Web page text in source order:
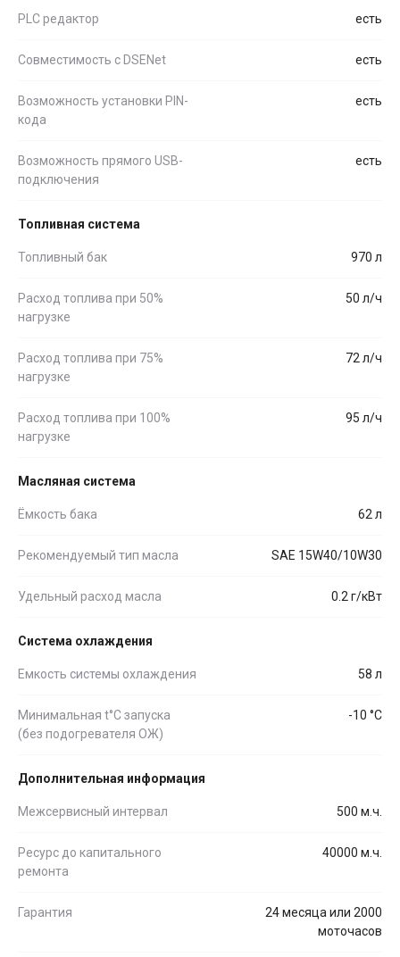
PLC редактор есть
Совместимость c DSENet есть
Возможность установки PIN-
кода
есть
Возможность прямого USB-
подключения
есть
Топливная система
Топливный бак 970 л
Расход топлива при 50%
нагрузке
50 л/ч
Расход топлива при 75%
нагрузке
72 л/ч
Расход топлива при 100%
нагрузке
95 л/ч
Масляная система
Ёмкость бака 62 л
Рекомендуемый тип масла SAE 15W40/10W30
Удельный расход масла 0.2 г/кВт
Система охлаждения
Емкость системы охлаждения 58 л
Минимальная t°С запуска
(без подогревателя ОЖ)
-10 °С
Дополнительная информация
Межсервисный интервал 500 м.ч.
Ресурс до капитального
ремонта
40000 м.ч.
Гарантия
24 месяца или 2000
моточасов